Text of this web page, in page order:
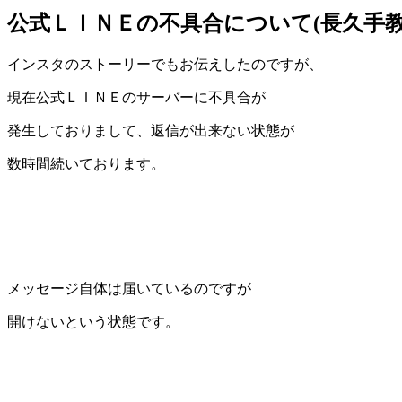
公式ＬＩＮＥの不具合について(長久手
インスタのストーリーでもお伝えしたのですが、
現在公式ＬＩＮＥのサーバーに不具合が
発生しておりまして、返信が出来ない状態が
数時間続いております。
メッセージ自体は届いているのですが
開けないという状態です。